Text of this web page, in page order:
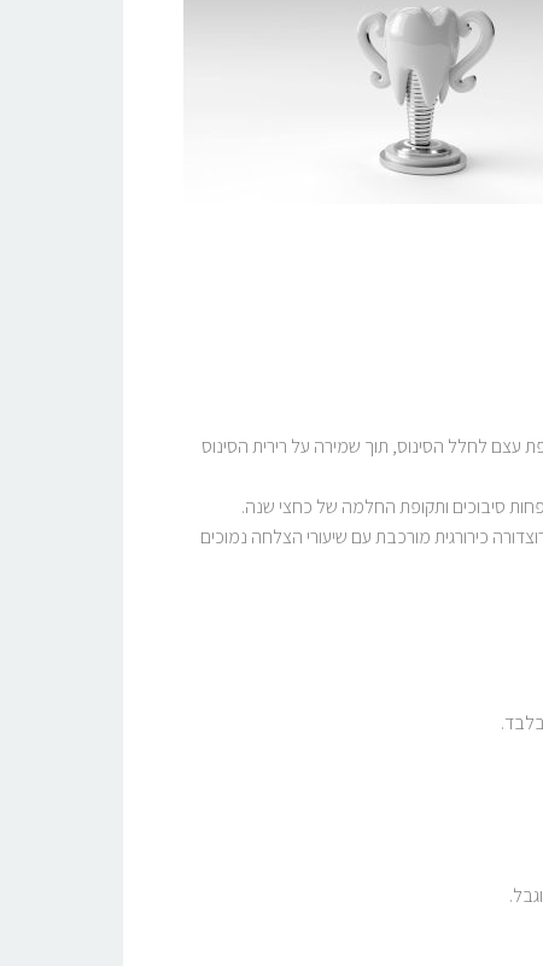
עצם לחלל הסינוס, תוך שמירה על רירית הסינוס
סיבוכים ותקופת החלמה של כחצי שנה.
כירורגית מורכבת עם שיעורי הצלחה נמוכים